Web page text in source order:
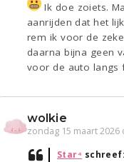
Ik doe zoiets.
aanrijden dat het
rem ik voor de
daarna bijna geen
voor de auto langs
wolkie
zondag 15 maart 2026
Star⁴ schreef: